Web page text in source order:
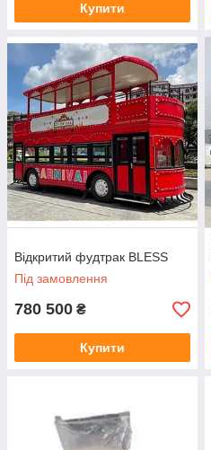
Купити
Відкритий фудтрак BLESS
Під замовлення
780 500 ₴
Купити